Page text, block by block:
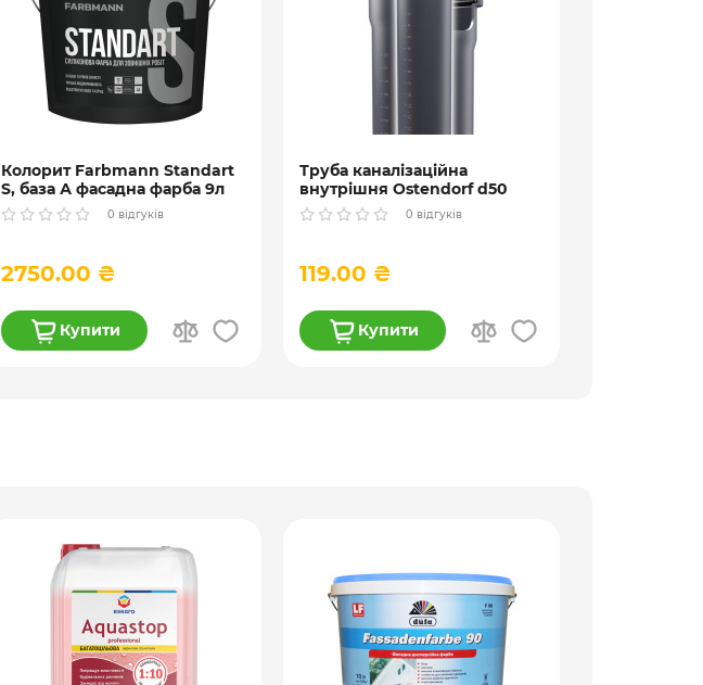
Колорит Farbmann Standart
S, база А фасадна фарба 9л
0 відгуків
2750.00 ₴
Купити
Труба каналізаційна
внутрішня Ostendorf d50
НТsafe
0 відгуків
119.00 ₴
Купити